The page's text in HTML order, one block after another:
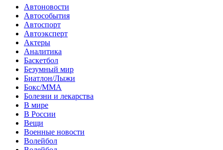
Автоновости
Автособытия
Автоспорт
Автоэксперт
Актеры
Аналитика
Баскетбол
Безумный мир
Биатлон/Лыжи
Бокс/MMA
Болезни и лекарства
В мире
В России
Вещи
Военные новости
Волейбол